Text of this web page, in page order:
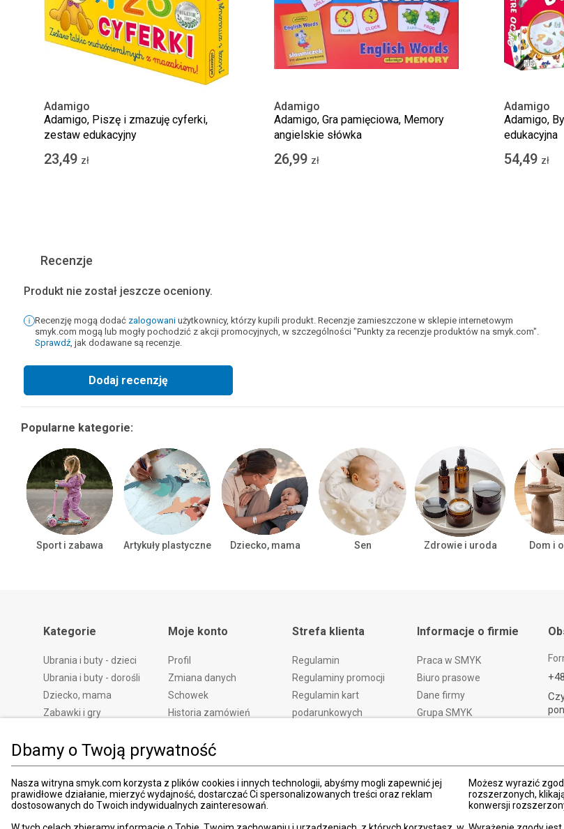
Dbamy o Twoją prywatność
Nasza witryna smyk.com korzysta z plików cookies i innych technologii, abyśmy mogli zapewnić jej
prawidłowe działanie, mierzyć wydajność, dostarczać Ci spersonalizowanych treści oraz reklam
dostosowanych do Twoich indywidualnych zainteresowań.
Możesz wyrazić
rozszerzonych,
konwersji
Adamigo
Adamigo, Piszę i zmazuję cyferki,
zestaw edukacyjny
23,49 zł
Adamigo
Adamigo, Gra pamięciowa, Memory
angielskie słówka
26,99 zł
Adamigo
Adamigo,
edukacyjna
54,49 zł
Recenzje
Produkt nie został jeszcze oceniony.
Recenzję mogą dodać zalogowani użytkownicy, którzy kupili produkt. Recenzje zamieszczone w sklepie internetowym
smyk.com mogą lub mogły pochodzić z akcji promocyjnych, w szczególności "Punkty za recenzje produktów na smyk.com".
Sprawdź, jak dodawane są recenzje.
Dodaj recenzję
Popularne kategorie:
Sport i zabawa Artykuły plastyczne Dziecko, mama Sen Zdrowie i uroda Dom i
Kategorie
Ubrania i buty - dzieci
Ubrania i buty - dorośli
Dziecko, mama
Zabawki i gry
Zdrowie i uroda
Dom i ogród
Promocje
Porady
Moje konto
Profil
Zmiana danych
Schowek
Historia zamówień
Polityka prywatności
Ustawienia prywatności
Śledzenie zamówień
Strefa klienta
Regulamin
Regulaminy promocji
Regulamin kart
podarunkowych
Reklamacje
Metody płatności
PayPo
Informacje o firmie
Praca w SMYK
Biuro prasowe
Dane firmy
Grupa SMYK
Akt o usługach cyfrowych
Deklaracja dostępności